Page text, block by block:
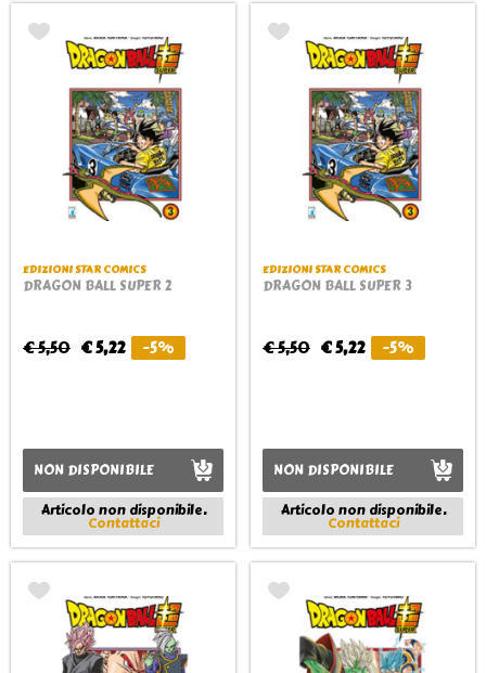
EDIZIONI STAR COMICS
DRAGON BALL SUPER 2
€ 5,50 € 5,22 -5%
NON DISPONIBILE
Articolo non disponibile.
Contattaci
EDIZIONI STAR COMICS
DRAGON BALL SUPER 3
€ 5,50 € 5,22 -5%
NON DISPONIBILE
Articolo non disponibile.
Contattaci